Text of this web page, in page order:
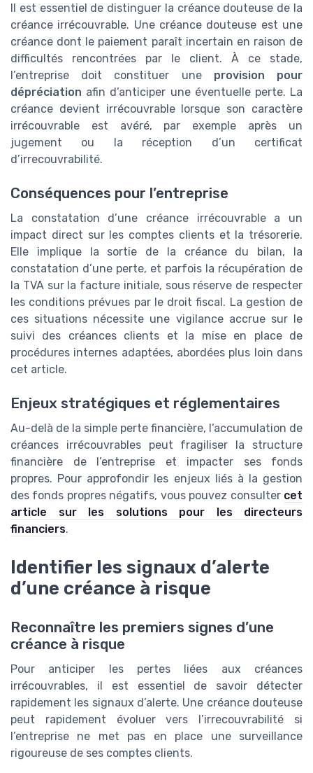
Il est essentiel de distinguer la créance douteuse de la
créance irrécouvrable. Une créance douteuse est une
créance dont le paiement paraît incertain en raison de
difficultés rencontrées par le client. À ce stade,
l’entreprise doit constituer une provision pour
dépréciation afin d’anticiper une éventuelle perte. La
créance devient irrécouvrable lorsque son caractère
irrécouvrable est avéré, par exemple après un
jugement ou la réception d’un certificat
d’irrecouvrabilité.
Conséquences pour l’entreprise
La constatation d’une créance irrécouvrable a un
impact direct sur les comptes clients et la trésorerie.
Elle implique la sortie de la créance du bilan, la
constatation d’une perte, et parfois la récupération de
la TVA sur la facture initiale, sous réserve de respecter
les conditions prévues par le droit fiscal. La gestion de
ces situations nécessite une vigilance accrue sur le
suivi des créances clients et la mise en place de
procédures internes adaptées, abordées plus loin dans
cet article.
Enjeux stratégiques et réglementaires
Au-delà de la simple perte financière, l’accumulation de
créances irrécouvrables peut fragiliser la structure
financière de l’entreprise et impacter ses fonds
propres. Pour approfondir les enjeux liés à la gestion
des fonds propres négatifs, vous pouvez consulter cet
article sur les solutions pour les directeurs
financiers.
Identifier les signaux d’alerte
d’une créance à risque
Reconnaître les premiers signes d’une
créance à risque
Pour anticiper les pertes liées aux créances
irrécouvrables, il est essentiel de savoir détecter
rapidement les signaux d’alerte. Une créance douteuse
peut rapidement évoluer vers l’irrecouvrabilité si
l’entreprise ne met pas en place une surveillance
rigoureuse de ses comptes clients.